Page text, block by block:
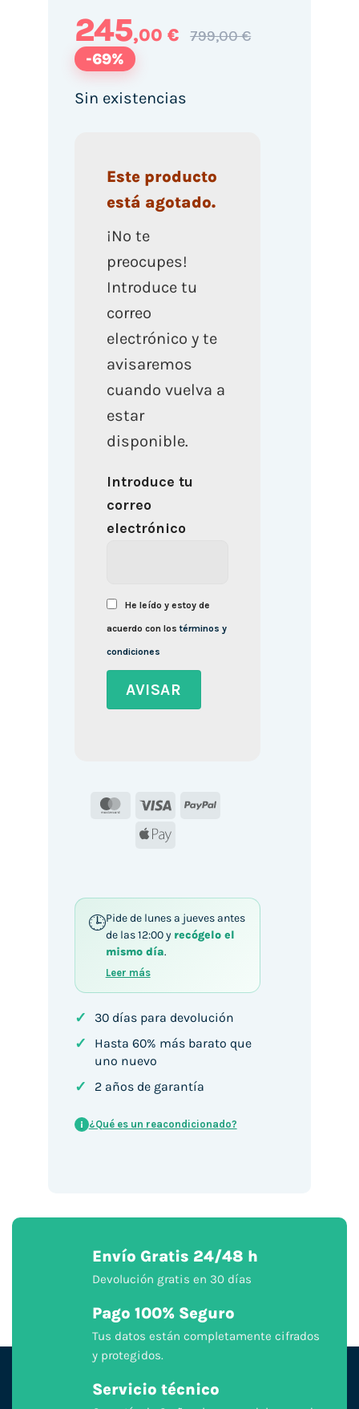
245,00 € 799,00 €
-69%
Sin existencias
Este producto
está agotado.
¡No te
preocupes!
Introduce tu
correo
electrónico y te
avisaremos
cuando vuelva a
estar
disponible.
Introduce tu
correo
electrónico
He leído y estoy de
acuerdo con lostérminos y
condiciones
MasterCard
Visa
PayPal
Apple
Pide de lunes a jueves antes
de las 12:00 y recógelo el
mismo día.
Leer más
✓ 30 días para devolución
✓
Hasta 60% más barato que
uno nuevo
✓ 2 años de garantía
i ¿Qué es un reacondicionado?
Envío Gratis 24/48 h
Devolución gratis en 30 días
Pago 100% Seguro
Tus datos están completamente cifrados
y protegidos.
Servicio técnico